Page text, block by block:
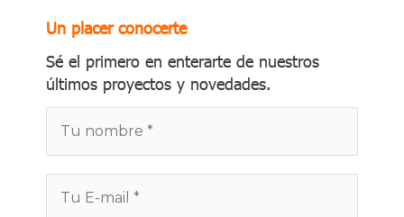
Un placer conocerte
Sé el primero en enterarte de nuestros
últimos proyectos y novedades.